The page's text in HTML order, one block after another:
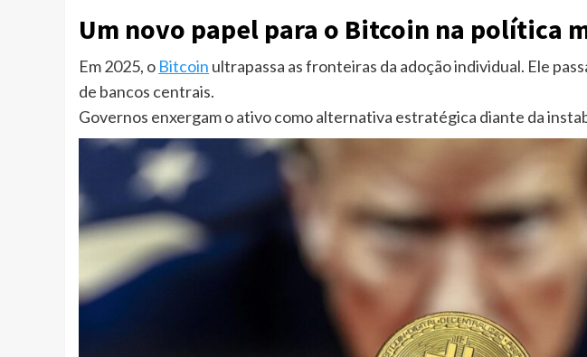
Um novo papel para o Bitcoin na política
Em 2025, o Bitcoin ultrapassa as fronteiras da adoção individual. Ele
de bancos centrais.
Governos enxergam o ativo como alternativa estratégica diante da